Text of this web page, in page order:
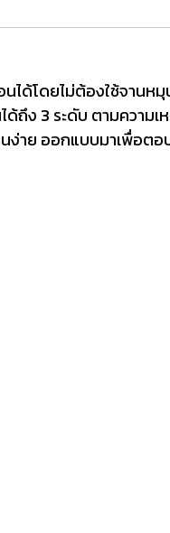
นได้โดยไม่ต้องใช้จานห
ถึง 3 ระดับ ตามความเ
นง่าย ออกแบบมาเพื่อตอ